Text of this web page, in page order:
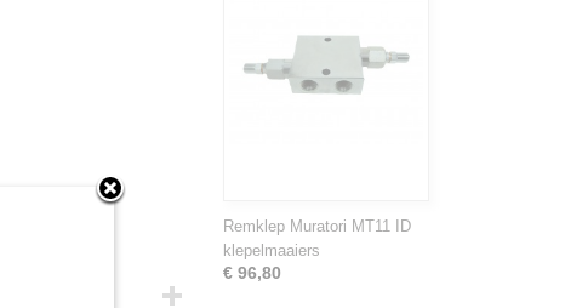
Remklep Muratori MT11 ID
klepelmaaiers
€ 96,80